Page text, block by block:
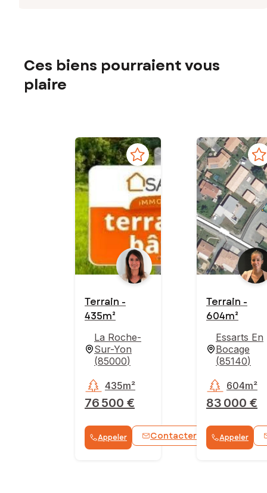
Ces biens pourraient vous
plaire
Terrain -
435m²
La Roche-
Sur-Yon
(85000)
76 500 €
435m²
Appeler Contacter WhatsApp
Terrain -
604m²
Essarts En
Bocage
(85140)
83 000 €
604m²
Appeler